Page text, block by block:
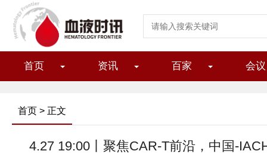
首页 资讯 百家 会议
首页 > 正文
4.27 19:00丨聚焦CAR-T前沿，中国-